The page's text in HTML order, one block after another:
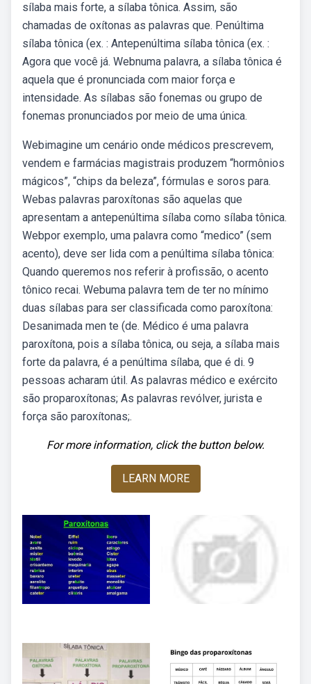
sílaba mais forte, a sílaba tônica. Assim, são
chamadas de oxítonas as palavras que. Penúltima
sílaba tônica (ex. : Antepenúltima sílaba tônica (ex. :
Agora que você já. Webnuma palavra, a sílaba tônica é
aquela que é pronunciada com maior força e
intensidade. As sílabas são fonemas ou grupo de
fonemas pronunciados por meio de uma única.
Webimagine um cenário onde médicos prescrevem,
vendem e farmácias magistrais produzem “hormônios
mágicos”, “chips da beleza”, fórmulas e soros para.
Webas palavras paroxítonas são aquelas que
apresentam a antepenúltima sílaba como sílaba tônica.
Webpor exemplo, uma palavra como “medico” (sem
acento), deve ser lida com a penúltima sílaba tônica:
Quando queremos nos referir à profissão, o acento
tônico recai. Webuma palavra tem de ter no mínimo
duas sílabas para ser classificada como paroxítona:
Desanimada men te (de. Médico é uma palavra
paroxítona, pois a sílaba tônica, ou seja, a sílaba mais
forte da palavra, é a penúltima sílaba, que é di. 9
pessoas acharam útil. As palavras médico e exército
são proparoxítonas; As palavras revólver, jurista e
força são paroxítonas;.
For more information, click the button below.
LEARN MORE